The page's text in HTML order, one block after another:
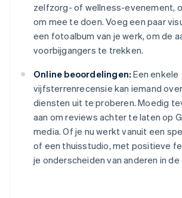
zelfzorg- of wellness-evenement,
om mee te doen. Voeg een paar
een fotoalbum van je werk, om de
voorbijgangers te trekken.
Online beoordelingen: Een enkele
vijfsterrenrecensie kan iemand
diensten uit te proberen. Moedig
aan om reviews achter te laten op
media. Of je nu werkt vanuit een
of een thuisstudio, met positieve
je onderscheiden van anderen in